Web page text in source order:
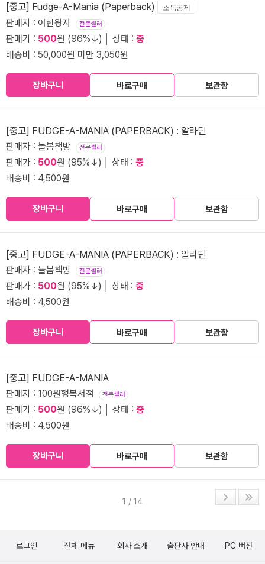
[중고] Fudge-A-Mania (Paperback) 소득공제
판매자 : 어린왕자 전문셀러
판매가 : 500원 (96%↓) │ 상태 : 중
배송비 : 50,000원 미만 3,050원
장바구니 바로구매 보관함
[중고] FUDGE-A-MANIA (PAPERBACK) : 알라딘
판매자 : 늘봄책방 전문셀러
판매가 : 500원 (95%↓) │ 상태 : 중
배송비 : 4,500원
장바구니 바로구매 보관함
[중고] FUDGE-A-MANIA (PAPERBACK) : 알라딘
판매자 : 늘봄책방 전문셀러
판매가 : 500원 (95%↓) │ 상태 : 중
배송비 : 4,500원
장바구니 바로구매 보관함
[중고] FUDGE-A-MANIA
판매자 : 100원행복서점 전문셀러
판매가 : 500원 (96%↓) │ 상태 : 중
배송비 : 4,500원
장바구니 바로구매 보관함
1 / 14
로그인 전체 메뉴 회사 소개 출판사 안내 PC 버전